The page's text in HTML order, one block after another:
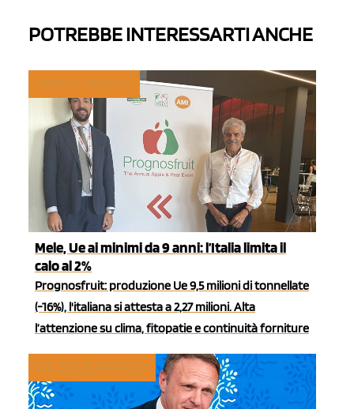
POTREBBE INTERESSARTI ANCHE
Mele, Ue ai minimi da 9 anni: l’Italia limita il
calo al 2%
Prognosfruit: produzione Ue 9,5 milioni di tonnellate
(-16%), l'italiana si attesta a 2,27 milioni. Alta
l’attenzione su clima, fitopatie e continuità forniture